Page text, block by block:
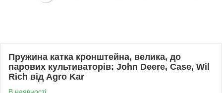
Пружина катка кронштейна, велика, до
парових культиваторів: John Deere, Case, Wil
Rich від Agro Kar
В наявності